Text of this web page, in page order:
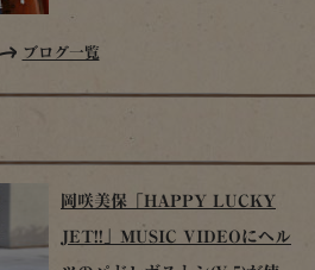
ブログ一覧
岡咲美保「HAPPY LUCKY
JET!!」MUSIC VIDEOにヘル